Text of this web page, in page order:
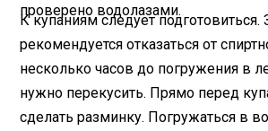
проверено водолазами.
К купаниям следует подготовиться.
рекомендуется отказаться от
несколько часов до погружения в
нужно перекусить. Прямо перед
сделать разминку. Погружаться в